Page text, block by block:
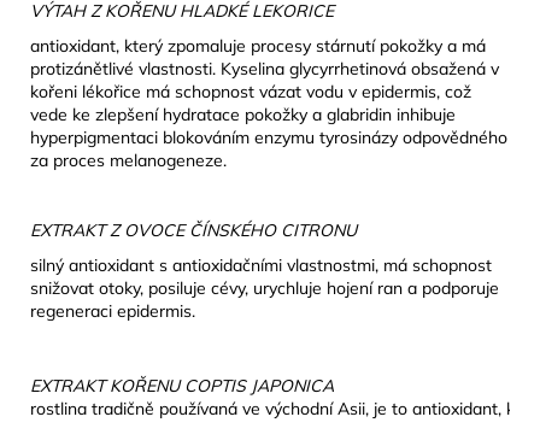
VÝTAH Z KOŘENU HLADKÉ LEKORICE
antioxidant, který zpomaluje procesy stárnutí pokožky a má
protizánětlivé vlastnosti. Kyselina glycyrrhetinová obsažená v
kořeni lékořice má schopnost vázat vodu v epidermis, což
vede ke zlepšení hydratace pokožky a glabridin inhibuje
hyperpigmentaci blokováním enzymu tyrosinázy odpovědného
za proces melanogeneze.
EXTRAKT Z OVOCE ČÍNSKÉHO CITRONU
silný antioxidant s antioxidačními vlastnostmi, má schopnost
snižovat otoky, posiluje cévy, urychluje hojení ran a podporuje
regeneraci epidermis.
rostlina tradičně používaná ve východní Asii, je to antioxidant,